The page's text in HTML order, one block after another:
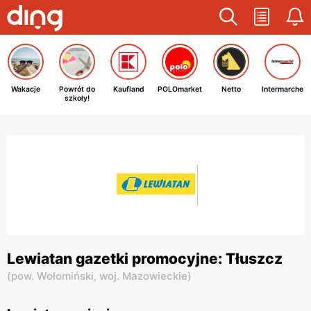
Wakacje
Powrót do
szkoły!
Kaufland POLOmarket Netto Intermarche
Lewiatan gazetki promocyjne: Tłuszcz
(pow. Wołomiński, woj. Mazowieckie)